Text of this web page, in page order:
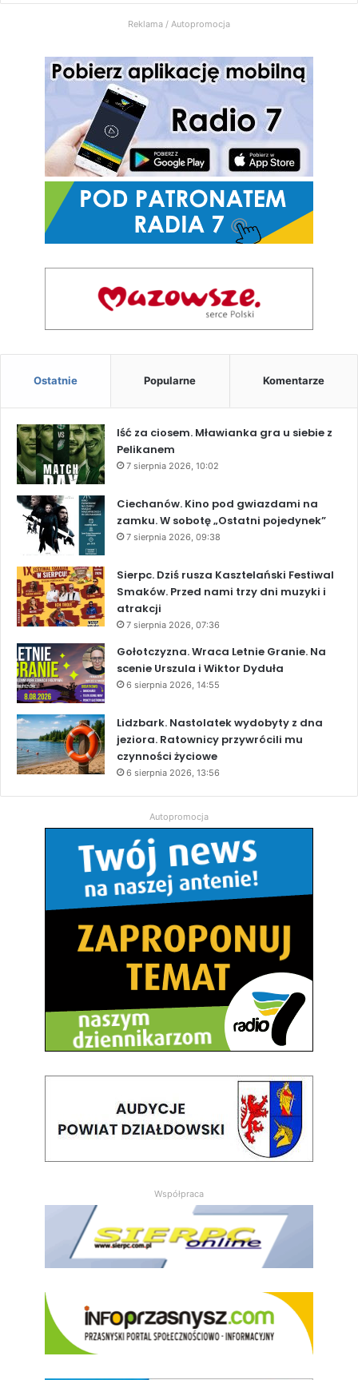
7
Reklama / Autopromocja
Ostatnie Popularne Komentarze
Iść za ciosem. Mławianka gra u siebie z
Pelikanem
7 sierpnia 2026, 10:02
Ciechanów. Kino pod gwiazdami na
zamku. W sobotę „Ostatni pojedynek”
7 sierpnia 2026, 09:38
Sierpc. Dziś rusza Kasztelański Festiwal
Smaków. Przed nami trzy dni muzyki i
atrakcji
7 sierpnia 2026, 07:36
Gołotczyzna. Wraca Letnie Granie. Na
scenie Urszula i Wiktor Dyduła
6 sierpnia 2026, 14:55
Lidzbark. Nastolatek wydobyty z dna
jeziora. Ratownicy przywrócili mu
czynności życiowe
6 sierpnia 2026, 13:56
Autopromocja
Współpraca